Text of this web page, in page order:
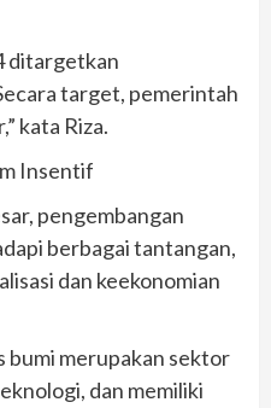
ditargetkan
target, pemerintah
kata Riza.
Insentif
pengembangan
berbagai tantangan,
dan keekonomian
bumi merupakan sektor
dan memiliki